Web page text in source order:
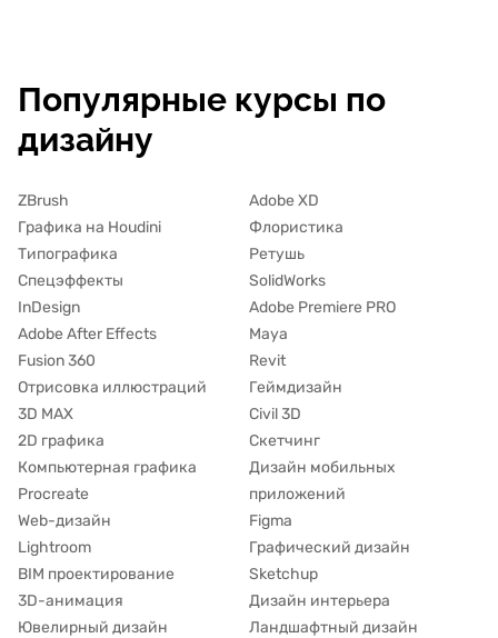
Популярные курсы по
дизайну
ZBrush
Графика на Houdini
Типографика
Спецэффекты
InDesign
Adobe After Effects
Fusion 360
Отрисовка иллюстраций
3D MAX
2D графика
Компьютерная графика
Procreate
Web-дизайн
Lightroom
BIM проектирование
3D-анимация
Ювелирный дизайн
Adobe XD
Флористика
Ретушь
SolidWorks
Adobe Premiere PRO
Maya
Revit
Геймдизайн
Civil 3D
Скетчинг
Дизайн мобильных
приложений
Figma
Графический дизайн
Sketchup
Дизайн интерьера
Ландшафтный дизайн